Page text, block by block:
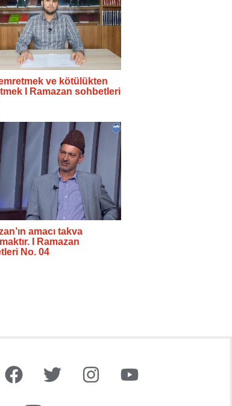
ve kötülükten
I Ramazan sohbetleri
amacı takva
I Ramazan
No. 04